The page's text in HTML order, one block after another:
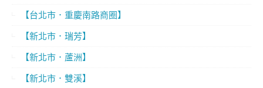
【台北市．重慶南路商圈】
【新北市．瑞芳】
【新北市．蘆洲】
【新北市．雙溪】